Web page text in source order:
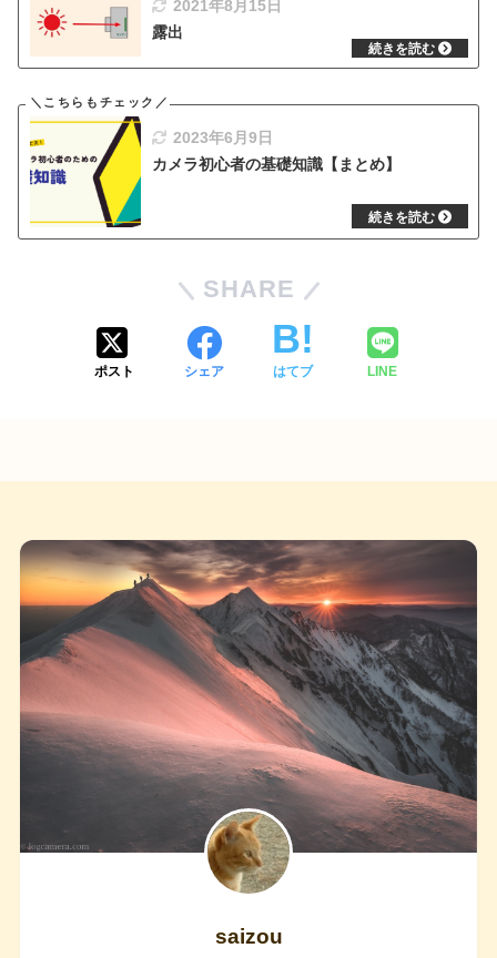
2021年8月15日
露出
2023年6月9日
カメラ初心者の基礎知識【まとめ】
SHARE
ポスト シェア はてブ LINE
saizou